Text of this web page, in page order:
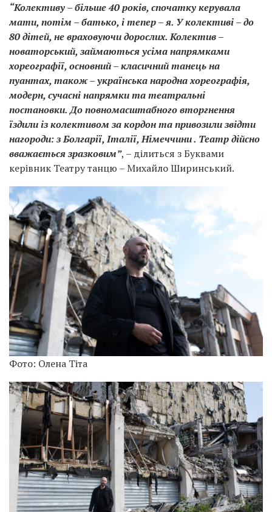
“Колективу – більше 40 років, спочатку керувала
мати, потім – батько, і тепер – я. У колективі – до
80 дітей, не враховуючи дорослих. Колектив –
новаторський, займаються усіма напрямками
хореографії, основний – класичний танець на
пуантах, також – українська народна хореографія,
модерн, сучасні напрямки та театральні
постановки. До повномасштабного вторгнення
їздили із колективом за кордон та привозили звідти
нагороди: з Болгарії, Італії, Німеччини . Театр дійсно
вважається зразковим”, – ділиться з Буквами
керівник Театру танцю – Михайло Ширинський.
Фото: Олена Тіта